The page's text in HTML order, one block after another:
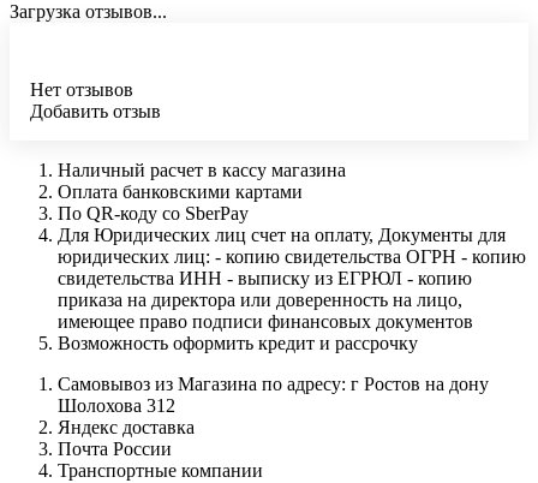
Загрузка отзывов...
Нет отзывов
Добавить отзыв
Наличный расчет в кассу магазина
Оплата банковскими картами
По QR-коду со SberPay
Для Юридических лиц счет на оплату, Документы для
юридических лиц: - копию свидетельства ОГРН - копию
свидетельства ИНН - выписку из ЕГРЮЛ - копию
приказа на директора или доверенность на лицо,
имеющее право подписи финансовых документов
Возможность оформить кредит и рассрочку
Самовывоз из Магазина по адресу: г Ростов на дону
Шолохова 312
Яндекс доставка
Почта России
Транспортные компании